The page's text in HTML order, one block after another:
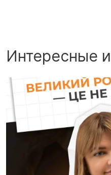
Интересные